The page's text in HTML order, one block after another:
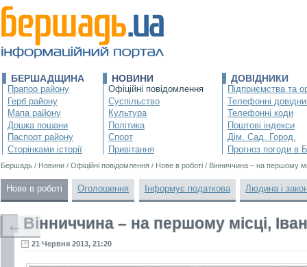
БЕРШАДЩИНА
Прапор району
Герб району
Мапа району
Дошка пошани
Паспорт району
Сторінками історії
НОВИНИ
Офіційні повідомлення
Суспільство
Культура
Політика
Спорт
Привітання
ДОВІДНИКИ
Підприємства та
Телефонні
Телефонні коди
Поштові індекси
Дім. Сад. Город.
Прогноз погоди в
Бершадь / Новини / Офіційні повідомлення / Нове в роботі / Вінниччина – на першому
Нове в роботі Оголошення Інформує податкова Людина і
Вінниччина – на першому місці,
21 Червня 2013, 21:20
←